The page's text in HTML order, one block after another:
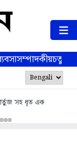
সম্পাদকীয়
সহ ধৃত এক